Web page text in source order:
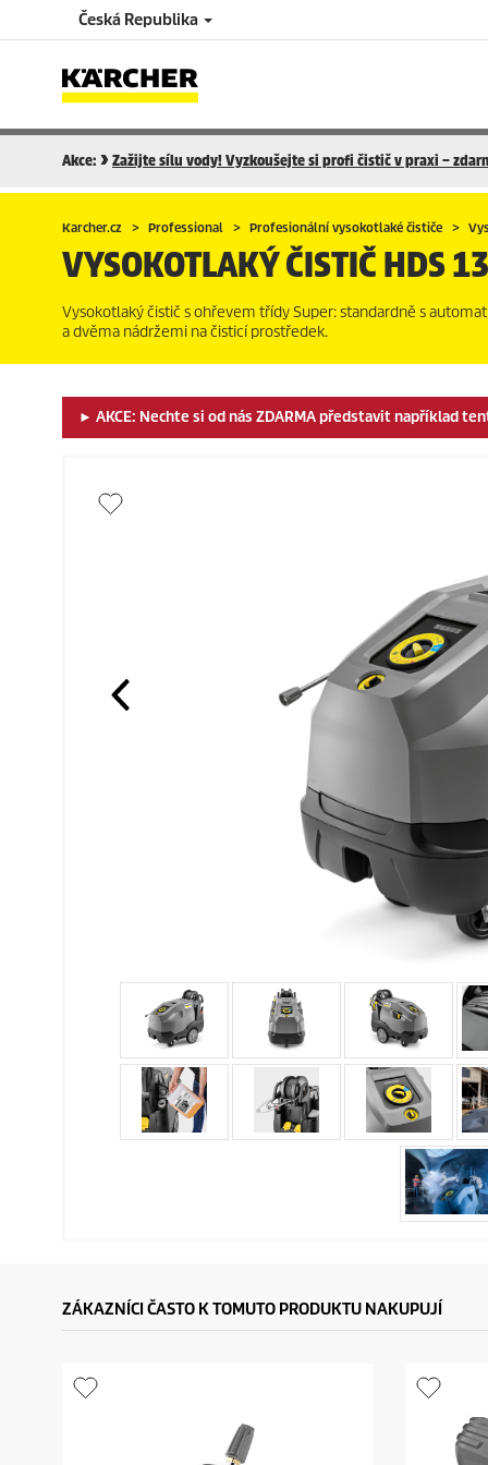
Česká Republika
Akce: Zažijte sílu vody! Vyzkoušejte si profi čistič v praxi –
Karcher.cz Professional Profesionální vysokotlaké čističe
VYSOKOTLAKÝ ČISTIČ HDS
Vysokotlaký čistič s ohřevem třídy Super: standardně s
a dvěma nádržemi na čisticí prostředek.
► AKCE: Nechte si od nás ZDARMA představit například
ZÁKAZNÍCI ČASTO K TOMUTO PRODUKTU NAKUPUJÍ